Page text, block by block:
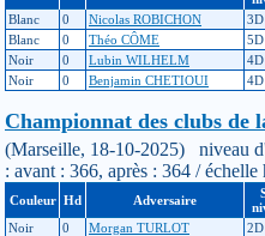
Blanc
0 Nicolas ROBICHON 3D
Blanc
0 Théo CÔME 5D
Noir
0 Lubin WILHELM 4D
Noir
0 Benjamin CHETIOUI 4D
Championnat des clubs de
(Marseille, 18-10-2025) niveau
: avant : 366, après : 364 /
Couleur Hd Adversaire
Noir
0 Morgan TURLOT 2D